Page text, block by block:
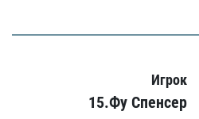
Игрок
15.Фу Спенсер